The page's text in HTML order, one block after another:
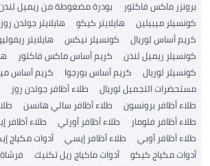
برونزر ماكس فاكتور
بودرة مضغوطة من ريميل
كونسيلر ميبيلين
هايلايتر كيكو هايلايتر جولدن روز
كريم أساس لوريال
كونسيلر نيكس
هايلايتر
كونسيلر ريميل لندن
كريم أساس ماكس فاكتور
كونسيلر لوريال
كريم أساس بورجوا كريم أساس
مستحضرات التجميل لوريال
طلاء أظافر جولدن روز
طلاء أظافر برونسون
طلاء أظافر سالي هانسن
طلاء أظافر فلومار
طلاء أظافر أورلي
طلاء أظافر
طلاء أظافر أوبي
طلاء أظافر إيسي
أدوات مكياج
أدوات مكياج كيكو
أدوات ماكياج ريل تكنيك